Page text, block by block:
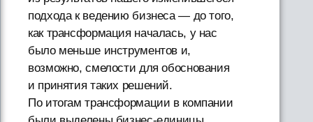
подхода к ведению бизнеса — до того,
как трансформация началась, у нас
было меньше инструментов и,
возможно, смелости для обоснования
и принятия таких решений.
По итогам трансформации в компании